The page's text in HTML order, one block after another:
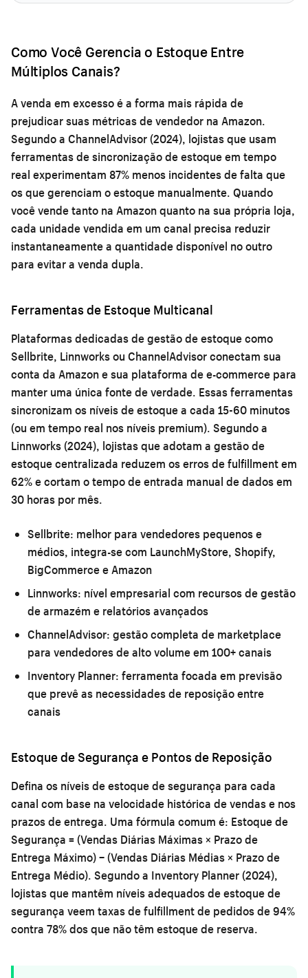
Como Você Gerencia o Estoque Entre
Múltiplos Canais?
A venda em excesso é a forma mais rápida de
prejudicar suas métricas de vendedor na Amazon.
Segundo a ChannelAdvisor (2024), lojistas que usam
ferramentas de sincronização de estoque em tempo
real experimentam 87% menos incidentes de falta que
os que gerenciam o estoque manualmente. Quando
você vende tanto na Amazon quanto na sua própria loja,
cada unidade vendida em um canal precisa reduzir
instantaneamente a quantidade disponível no outro
para evitar a venda dupla.
Ferramentas de Estoque Multicanal
Plataformas dedicadas de gestão de estoque como
Sellbrite, Linnworks ou ChannelAdvisor conectam sua
conta da Amazon e sua plataforma de e-commerce para
manter uma única fonte de verdade. Essas ferramentas
sincronizam os níveis de estoque a cada 15-60 minutos
(ou em tempo real nos níveis premium). Segundo a
Linnworks (2024), lojistas que adotam a gestão de
estoque centralizada reduzem os erros de fulfillment em
62% e cortam o tempo de entrada manual de dados em
30 horas por mês.
Sellbrite: melhor para vendedores pequenos e
médios, integra-se com LaunchMyStore, Shopify,
BigCommerce e Amazon
Linnworks: nível empresarial com recursos de gestão
de armazém e relatórios avançados
ChannelAdvisor: gestão completa de marketplace
para vendedores de alto volume em 100+ canais
Inventory Planner: ferramenta focada em previsão
que prevê as necessidades de reposição entre
canais
Estoque de Segurança e Pontos de Reposição
Defina os níveis de estoque de segurança para cada
canal com base na velocidade histórica de vendas e nos
prazos de entrega. Uma fórmula comum é: Estoque de
Segurança = (Vendas Diárias Máximas × Prazo de
Entrega Máximo) − (Vendas Diárias Médias × Prazo de
Entrega Médio). Segundo a Inventory Planner (2024),
lojistas que mantêm níveis adequados de estoque de
segurança veem taxas de fulfillment de pedidos de 94%
contra 78% dos que não têm estoque de reserva.